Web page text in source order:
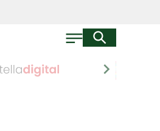
chevron_right